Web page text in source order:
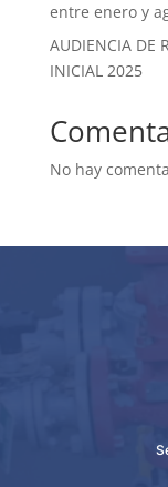
entre enero y
AUDIENCIA DE
INICIAL 2025
No hay